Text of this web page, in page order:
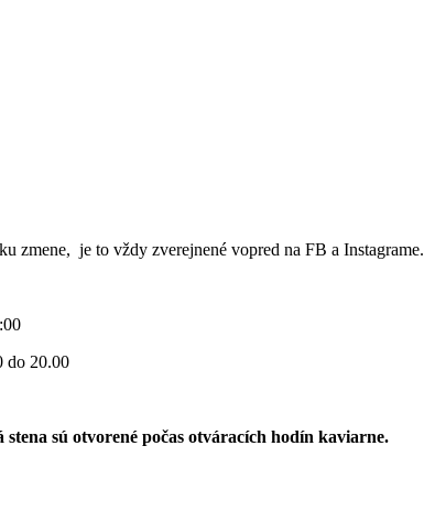
zmene, je to vždy zverejnené vopred na FB a Instagrame.
do 20.00
sú otvorené počas otváracích hodín kaviarne.